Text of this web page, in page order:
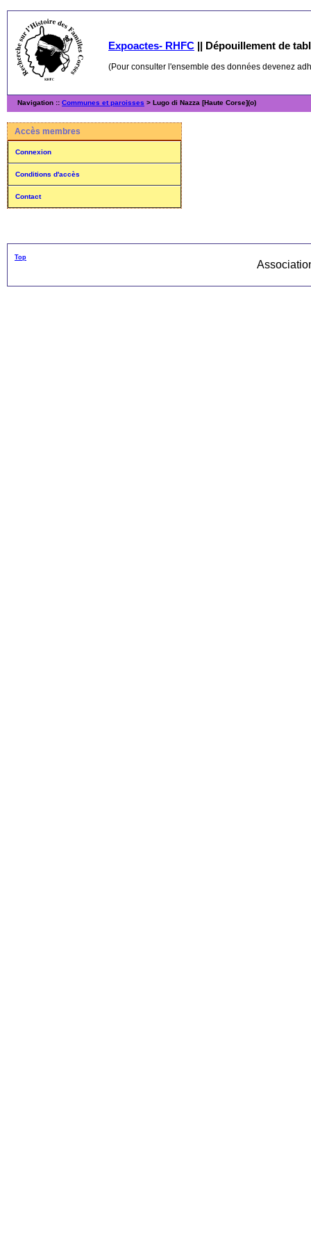
Expoactes- RHFC || Dépouillement de
(Pour consulter l'ensemble des données devenez
Navigation :: Communes et paroisses > Lugo di Nazza [Haute Corse](o)
Accès membres
Connexion
Conditions d'accès
Contact
Top